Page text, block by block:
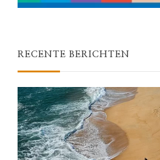
RECENTE BERICHTEN